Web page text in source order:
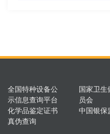
全国特种设备公
示信息查询平台
国家卫生
员会
化学品鉴定证书
真伪查询
中国银保